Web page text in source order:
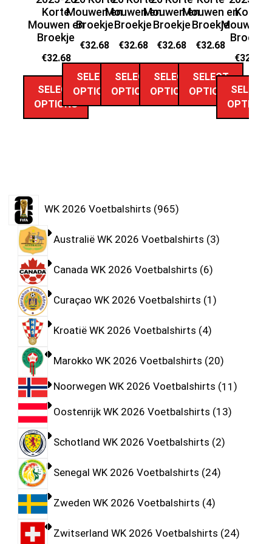
Korte
Mouwen en
Broekje
€32.68
SELECT
OPTIONS
Mouwen en
Broekje
€32.68
SELECT
OPTIONS
Mouwen en
Broekje
€32.68
SELECT
OPTIONS
Mouwen en
Broekje
€32.68
SELECT
OPTIONS
Mouwen en
Broekje
€32.68
SELECT
OPTIONS
Korte
Mouwen
Broekje
€32.68
SELECT
OPTIONS
WK 2026 Voetbalshirts 965
Australië WK 2026 Voetbalshirts 3
Canada WK 2026 Voetbalshirts 6
Curaçao WK 2026 Voetbalshirts 1
Kroatië WK 2026 Voetbalshirts 4
Marokko WK 2026 Voetbalshirts 20
Noorwegen WK 2026 Voetbalshirts 11
Oostenrijk WK 2026 Voetbalshirts 13
Schotland WK 2026 Voetbalshirts 2
Senegal WK 2026 Voetbalshirts 24
Zweden WK 2026 Voetbalshirts 4
Zwitserland WK 2026 Voetbalshirts 24